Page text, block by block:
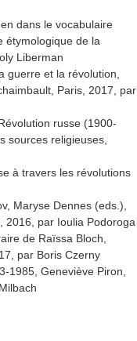
dans le vocabulaire
étymologique de la
Liberman
guerre et la révolution,
Paris, 2017, par
russe (1900-
sources religieuses,
à travers les révolutions
Maryse Dennes (eds.),
2016, par Ioulia Podoroga
de Raïssa Bloch,
par Boris Czerny
1985, Geneviève Piron,